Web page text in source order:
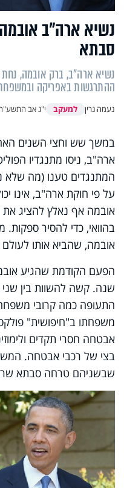
נשיא ארה"ב
סבתא
נשיא ארה"ב, ברק אובמה,
ההתרגשות באפריקה
נעמה גרין למעקב י"ג אב
במשך שש וחצי השנים
ארה"ב, ניסו מתנגדיו
המתנגדים טענו (מה שלא
על פי חוקת ארה"ב, אינו
אובמה אף נאלץ להציג
בהוואי, כדי להסיר ספקות.
אובמה, שהביא אותו
שנה. קשה להשוות בין שני
התעופה כמה קרובי
משפחתו ב"חיפושית"
אבטחה חסרי תקדים
בצי של רכבי אבטחה.
שבשניהם טרחה סבתא